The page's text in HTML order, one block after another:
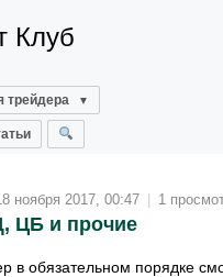
Клуб
трейдера
ноября 2017, 00:47 | 1
ЦБ и прочие
в обязательном порядке